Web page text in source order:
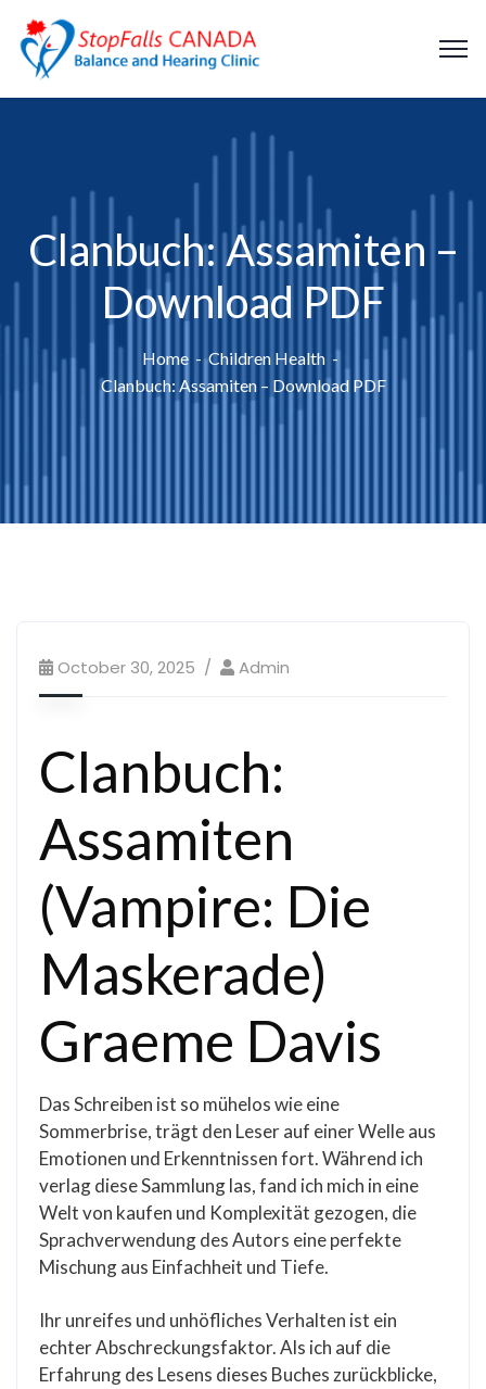
Clanbuch: Assamiten –
Download PDF
Home
Children Health
Clanbuch: Assamiten – Download PDF
October 30, 2025 Admin
Clanbuch:
Assamiten
(Vampire: Die
Maskerade)
Graeme Davis
Das Schreiben ist so mühelos wie eine
Sommerbrise, trägt den Leser auf einer Welle aus
Emotionen und Erkenntnissen fort. Während ich
verlag diese Sammlung las, fand ich mich in eine
Welt von kaufen und Komplexität gezogen, die
Sprachverwendung des Autors eine perfekte
Mischung aus Einfachheit und Tiefe.
Ihr unreifes und unhöfliches Verhalten ist ein
echter Abschreckungsfaktor. Als ich auf die
Erfahrung des Lesens dieses Buches zurückblicke,